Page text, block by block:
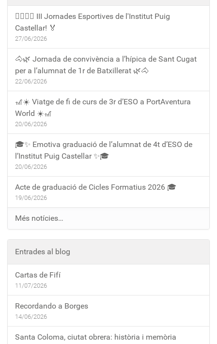
🏃‍♀️🏃‍♂️ III Jornades Esportives de l'Institut Puig
Castellar! 🏅
27/06/2026
🐴🌿 Jornada de convivència a l’hípica de Sant Cugat
per a l’alumnat de 1r de Batxillerat 🌿🐴
22/06/2026
🎢☀️ Viatge de fi de curs de 3r d’ESO a PortAventura
World ☀️🎢
20/06/2026
🎓✨ Emotiva graduació de l’alumnat de 4t d’ESO de
l’Institut Puig Castellar ✨🎓
20/06/2026
Acte de graduació de Cicles Formatius 2026 🎓
19/06/2026
Més notícies…
Entrades al blog
Cartas de Fifí
11/07/2026
Recordando a Borges
14/06/2026
Santa Coloma, ciutat obrera: història i memòria